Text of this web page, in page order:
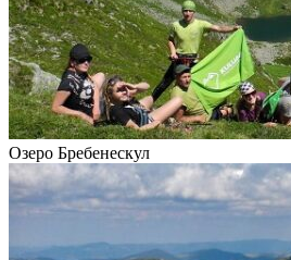
Озеро Бребенескул